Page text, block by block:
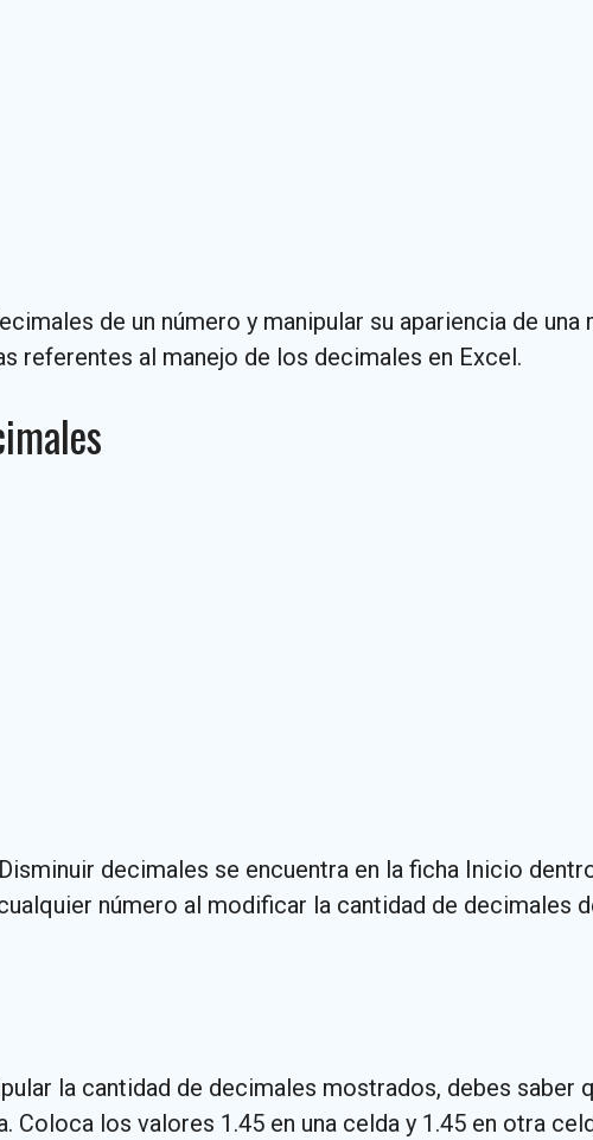
de un número y manipular su apariencia de
referentes al manejo de los decimales en Excel.
decimales se encuentra en la ficha Inicio
número al modificar la cantidad de decimales
la cantidad de decimales mostrados, debes saber
Coloca los valores 1.45 en una celda y 1.45 en otra